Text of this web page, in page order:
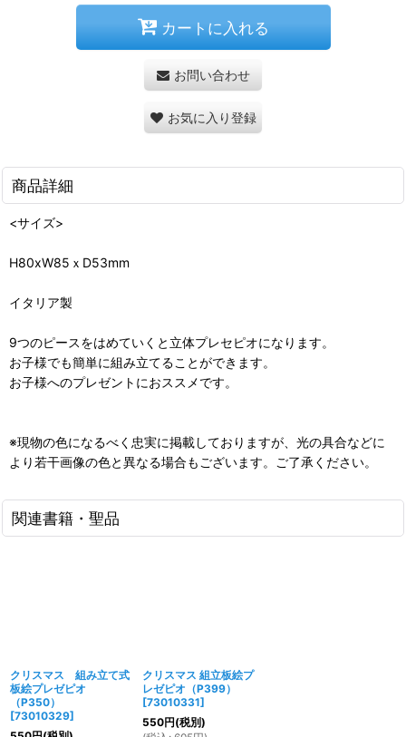
カートに入れる
お問い合わせ
お気に入り登録
商品詳細
<サイズ>
H80xW85ｘD53mm
イタリア製
9つのピースをはめていくと立体プレセピオになります。
お子様でも簡単に組み立てることができます。
お子様へのプレゼントにおススメです。
※現物の色になるべく忠実に掲載しておりますが、光の具合などに
より若干画像の色と異なる場合もございます。ご了承ください。
関連書籍・聖品
クリスマス 組み立て式
板絵プレゼピオ
（P350）
[73010329]
クリスマス 組立板絵プ
レゼピオ（P399）
[73010331]
550円(税別)